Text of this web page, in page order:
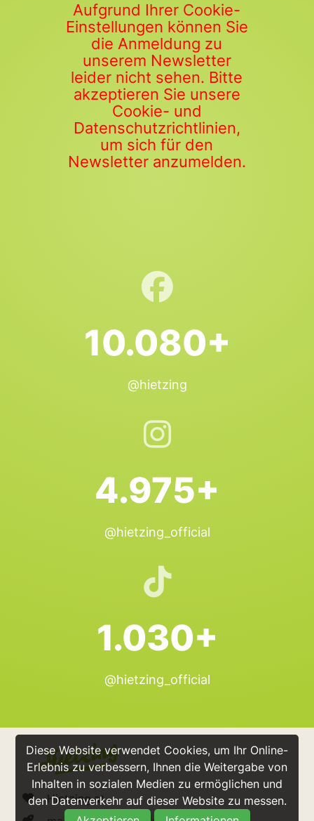
Diese Website verwendet Cookies, um Ihr Online-
Erlebnis zu verbessern, Ihnen die Weitergabe von
Inhalten in sozialen Medien zu ermöglichen und
den Datenverkehr auf dieser Website zu messen.
Aufgrund Ihrer Cookie-
Einstellungen können Sie
die Anmeldung zu
unserem Newsletter
leider nicht sehen. Bitte
akzeptieren Sie unsere
Cookie- und
Datenschutzrichtlinien,
um sich für den
Newsletter anzumelden.
10.080+
@hietzing
4.975+
@hietzing_official
1.030+
@hietzing_official
Hietzing.at